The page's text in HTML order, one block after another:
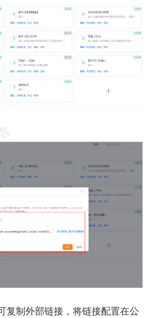
制外部链接，将链接配置在公